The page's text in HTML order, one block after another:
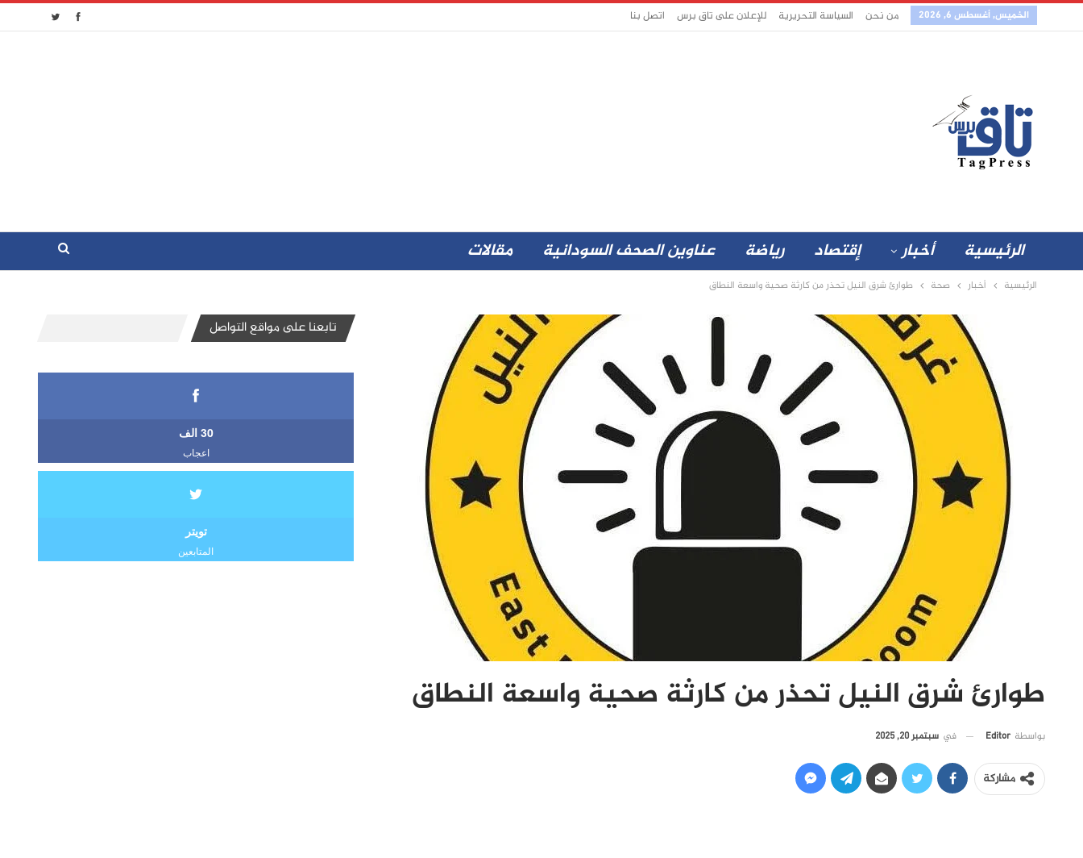
الخميس, أغسطس 6, 2026 من نحن السياسة التحريرية للإعلان على تاق برس اتصل بنا
الرئيسية أخبار إقتصاد رياضة عناوين الصحف السودانية مقالات
الرئيسية أخبار صحة طوارئ شرق النيل تحذر من كارثة صحية واسعة النطاق
طوارئ شرق النيل تحذر من كارثة صحية واسعة النطاق
بواسطة Editor في سبتمبر 20, 2025
مشاركة
تابعنا على مواقع التواصل
30 الف
اعجاب
تويتر
المتابعين